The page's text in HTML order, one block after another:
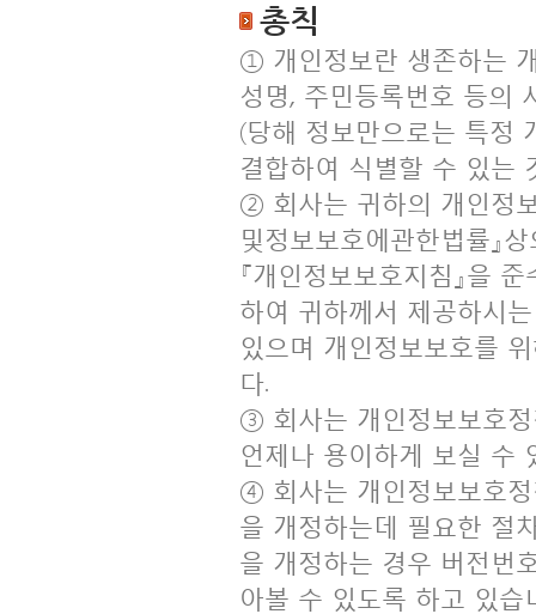
총칙
① 개인정보란 생존하는
성명, 주민등록번호 등의
(당해 정보만으로는 특정
결합하여 식별할 수 있는
② 회사는 귀하의 개인정
및정보보호에관한법률』
『개인정보보호지침』을
하여 귀하께서 제공하시
있으며 개인정보보호를
다.
③ 회사는 개인정보보호
언제나 용이하게 보실 수
④ 회사는 개인정보보호
을 개정하는데 필요한 절
을 개정하는 경우 버전번
아볼 수 있도록 하고 있습